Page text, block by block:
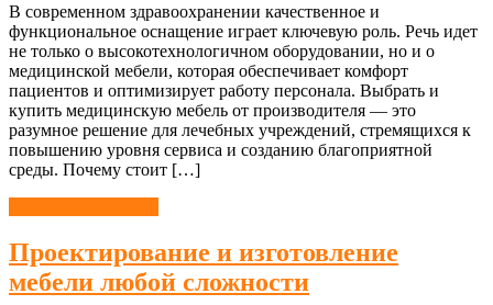
В современном здравоохранении качественное и
функциональное оснащение играет ключевую роль. Речь идет
не только о высокотехнологичном оборудовании, но и о
медицинской мебели, которая обеспечивает комфорт
пациентов и оптимизирует работу персонала. Выбрать и
купить медицинскую мебель от производителя — это
разумное решение для лечебных учреждений, стремящихся к
повышению уровня сервиса и созданию благоприятной
среды. Почему стоит […]
Проектирование и изготовление
мебели любой сложности